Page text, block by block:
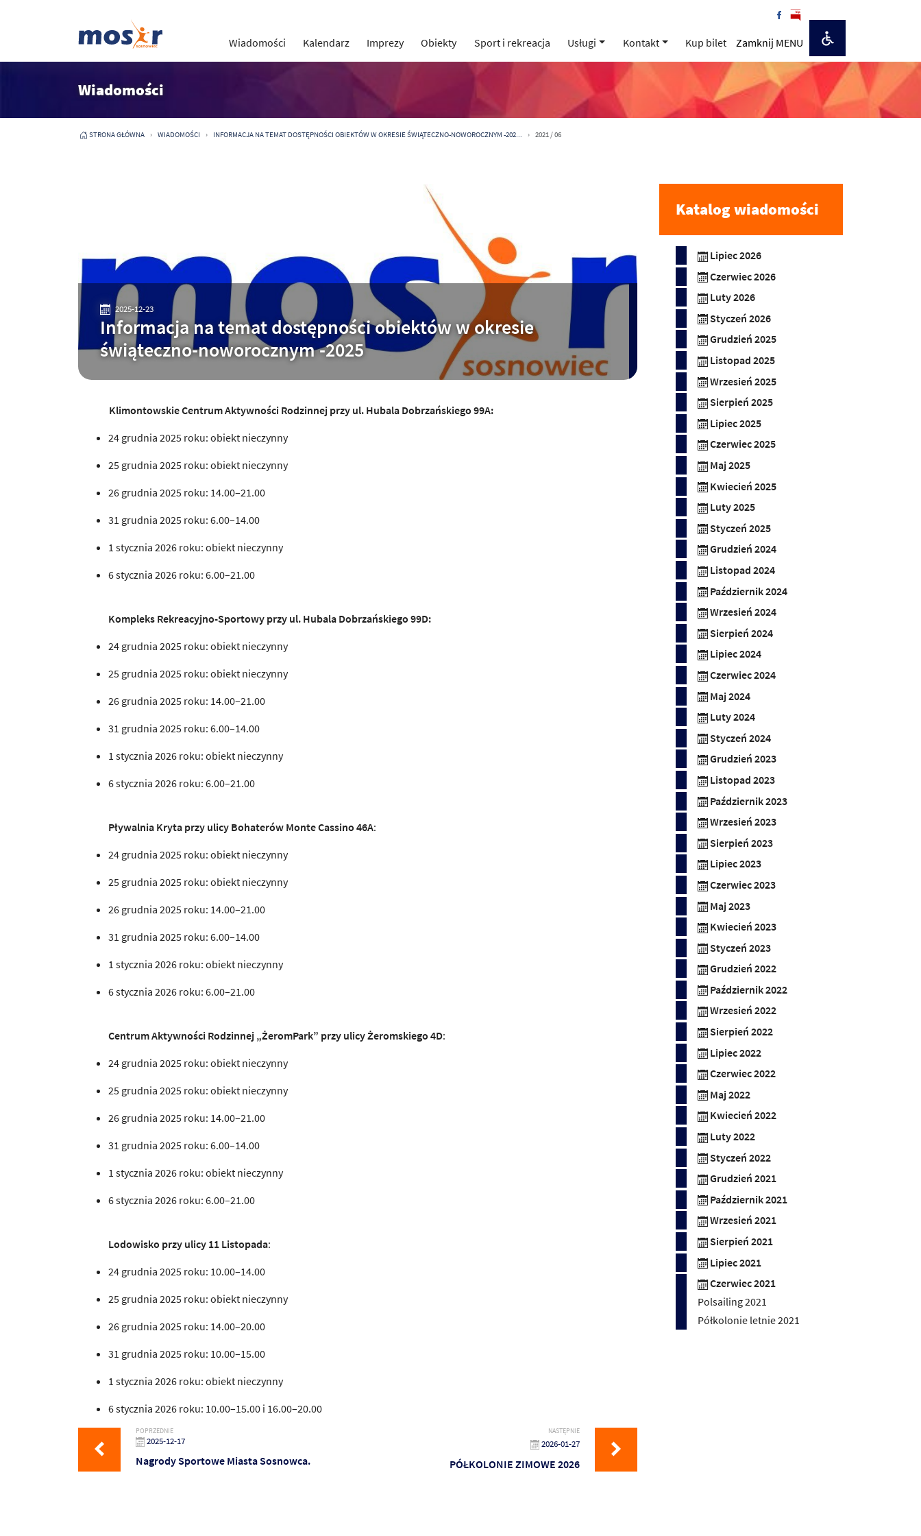
Wiadomości Kalendarz Imprezy Obiekty Sport i rekreacja Usługi Kontakt Kup bilet Zamknij MENU
Wiadomości
STRONA GŁÓWNA WIADOMOŚCI INFORMACJA NA TEMAT DOSTĘPNOŚCI OBIEKTÓW W OKRESIE ŚWIĄTECZNO-NOWOROCZNYM -202... 2021 / 06
2025-12-23
Informacja na temat dostępności obiektów w okresie
świąteczno-noworocznym -2025
Klimontowskie Centrum Aktywności Rodzinnej przy ul. Hubala Dobrzańskiego 99A:
24 grudnia 2025 roku: obiekt nieczynny
25 grudnia 2025 roku: obiekt nieczynny
26 grudnia 2025 roku: 14.00–21.00
31 grudnia 2025 roku: 6.00–14.00
1 stycznia 2026 roku: obiekt nieczynny
6 stycznia 2026 roku: 6.00–21.00
Kompleks Rekreacyjno-Sportowy przy ul. Hubala Dobrzańskiego 99D:
24 grudnia 2025 roku: obiekt nieczynny
25 grudnia 2025 roku: obiekt nieczynny
26 grudnia 2025 roku: 14.00–21.00
31 grudnia 2025 roku: 6.00–14.00
1 stycznia 2026 roku: obiekt nieczynny
6 stycznia 2026 roku: 6.00–21.00
Pływalnia Kryta przy ulicy Bohaterów Monte Cassino 46A:
24 grudnia 2025 roku: obiekt nieczynny
25 grudnia 2025 roku: obiekt nieczynny
26 grudnia 2025 roku: 14.00–21.00
31 grudnia 2025 roku: 6.00–14.00
1 stycznia 2026 roku: obiekt nieczynny
6 stycznia 2026 roku: 6.00–21.00
Centrum Aktywności Rodzinnej „ŻeromPark” przy ulicy Żeromskiego 4D:
24 grudnia 2025 roku: obiekt nieczynny
25 grudnia 2025 roku: obiekt nieczynny
26 grudnia 2025 roku: 14.00–21.00
31 grudnia 2025 roku: 6.00–14.00
1 stycznia 2026 roku: obiekt nieczynny
6 stycznia 2026 roku: 6.00–21.00
Lodowisko przy ulicy 11 Listopada:
24 grudnia 2025 roku: 10.00–14.00
25 grudnia 2025 roku: obiekt nieczynny
26 grudnia 2025 roku: 14.00–20.00
31 grudnia 2025 roku: 10.00–15.00
1 stycznia 2026 roku: obiekt nieczynny
6 stycznia 2026 roku: 10.00–15.00 i 16.00–20.00
POPRZEDNIE
2025-12-17
Nagrody Sportowe Miasta Sosnowca.
NASTĘPNIE
2026-01-27
PÓŁKOLONIE ZIMOWE 2026
Katalog wiadomości
Lipiec 2026
Czerwiec 2026
Luty 2026
Styczeń 2026
Grudzień 2025
Listopad 2025
Wrzesień 2025
Sierpień 2025
Lipiec 2025
Czerwiec 2025
Maj 2025
Kwiecień 2025
Luty 2025
Styczeń 2025
Grudzień 2024
Listopad 2024
Październik 2024
Wrzesień 2024
Sierpień 2024
Lipiec 2024
Czerwiec 2024
Maj 2024
Luty 2024
Styczeń 2024
Grudzień 2023
Listopad 2023
Październik 2023
Wrzesień 2023
Sierpień 2023
Lipiec 2023
Czerwiec 2023
Maj 2023
Kwiecień 2023
Styczeń 2023
Grudzień 2022
Październik 2022
Wrzesień 2022
Sierpień 2022
Lipiec 2022
Czerwiec 2022
Maj 2022
Kwiecień 2022
Luty 2022
Styczeń 2022
Grudzień 2021
Październik 2021
Wrzesień 2021
Sierpień 2021
Lipiec 2021
Czerwiec 2021
Polsailing 2021
Półkolonie letnie 2021